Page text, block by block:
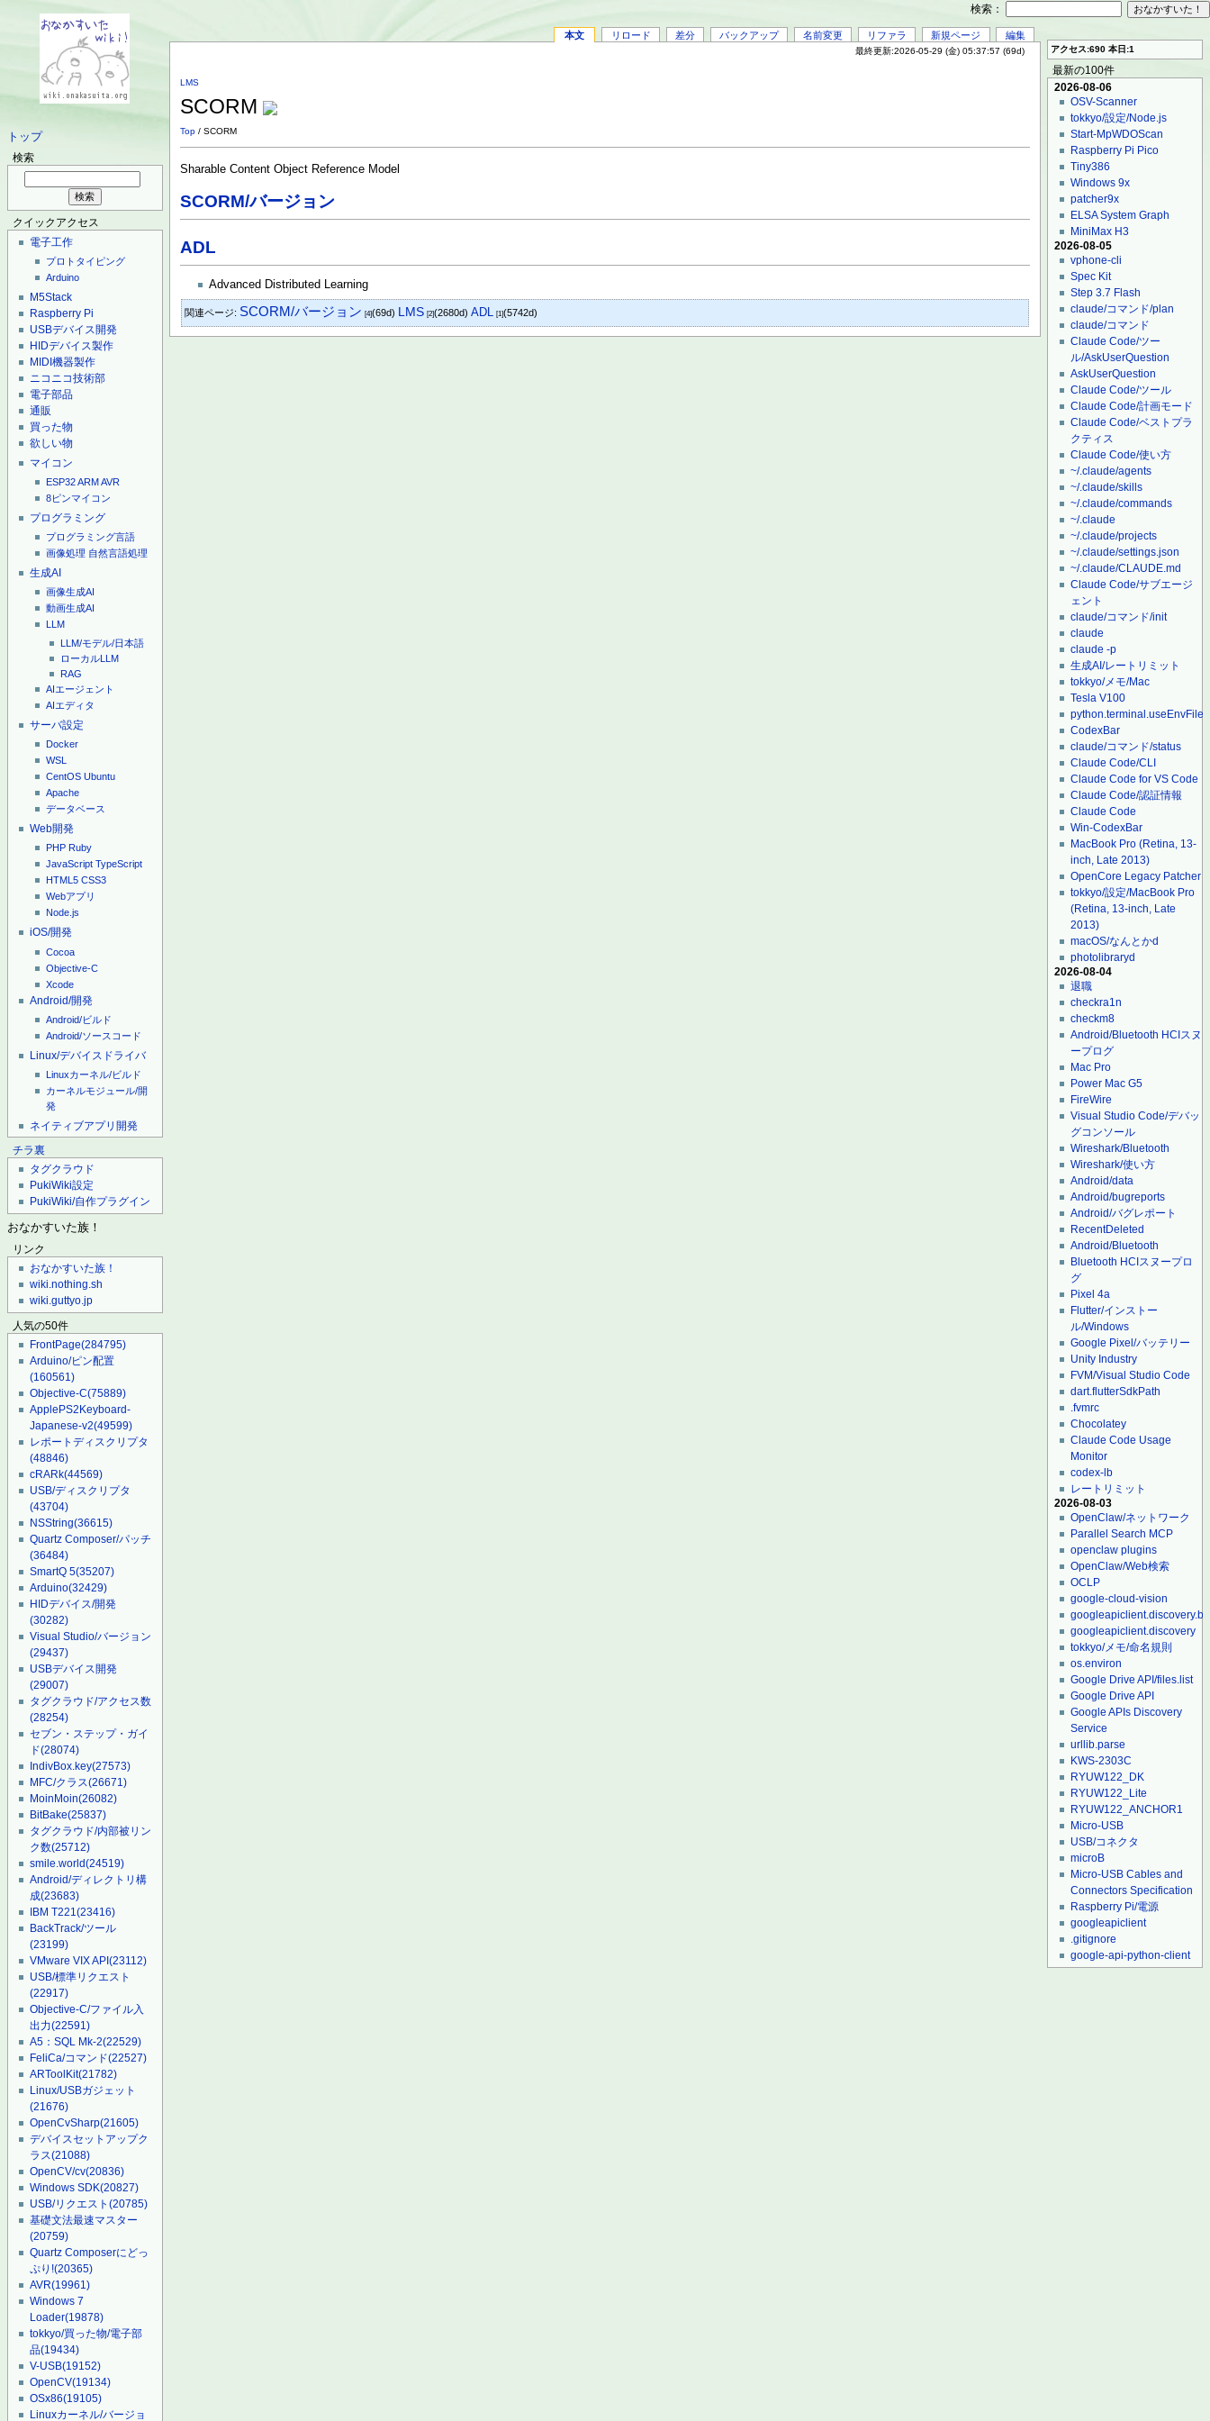
トップ
検索
クイックアクセス
電子工作
プロトタイピング
Arduino
M5Stack
Raspberry Pi
USBデバイス開発
HIDデバイス製作
MIDI機器製作
ニコニコ技術部
電子部品
通販
買った物
欲しい物
マイコン
ESP32ARMAVR
8ピンマイコン
プログラミング
プログラミング言語
画像処理 自然言語処理
生成AI
画像生成AI
動画生成AI
LLM
LLM/モデル/日本語
ローカルLLM
RAG
AIエージェント
AIエディタ
サーバ設定
Docker
WSL
CentOS Ubuntu
Apache
データベース
Web開発
PHP Ruby
JavaScript TypeScript
HTML5 CSS3
Webアプリ
Node.js
iOS/開発
Cocoa
Objective-C
Xcode
Android/開発
Android/ビルド
Android/ソースコード
Linux/デバイスドライバ
Linuxカーネル/ビルド
カーネルモジュール/開
発
ネイティブアプリ開発
チラ裏
タグクラウド
PukiWiki設定
PukiWiki/自作プラグイン
おなかすいた族！
リンク
おなかすいた族！
wiki.nothing.sh
wiki.guttyo.jp
人気の50件
FrontPage(284795)
Arduino/ピン配置
(160561)
Objective-C(75889)
ApplePS2Keyboard-
Japanese-v2(49599)
レポートディスクリプタ
(48846)
cRARk(44569)
USB/ディスクリプタ
(43704)
NSString(36615)
Quartz Composer/パッチ
(36484)
SmartQ 5(35207)
Arduino(32429)
HIDデバイス/開発
(30282)
Visual Studio/バージョン
(29437)
USBデバイス開発
(29007)
タグクラウド/アクセス数
(28254)
セブン・ステップ・ガイ
ド(28074)
IndivBox.key(27573)
MFC/クラス(26671)
MoinMoin(26082)
BitBake(25837)
タグクラウド/内部被リン
ク数(25712)
smile.world(24519)
Android/ディレクトリ構
成(23683)
IBM T221(23416)
BackTrack/ツール
(23199)
VMware VIX API(23112)
USB/標準リクエスト
(22917)
Objective-C/ファイル入
出力(22591)
A5：SQL Mk-2(22529)
FeliCa/コマンド(22527)
ARToolKit(21782)
Linux/USBガジェット
(21676)
OpenCvSharp(21605)
デバイスセットアップク
ラス(21088)
OpenCV/cv(20836)
Windows SDK(20827)
USB/リクエスト(20785)
基礎文法最速マスター
(20759)
Quartz Composerにどっ
ぷり!(20365)
AVR(19961)
Windows 7
Loader(19878)
tokkyo/買った物/電子部
品(19434)
V-USB(19152)
OpenCV(19134)
OSx86(19105)
Linuxカーネル/バージョ
本文 リロード 差分 バックアップ 名前変更 リファラ 新規ページ 編集
最終更新:2026-05-29 (金) 05:37:57 (69d)
LMS
SCORM
Top / SCORM
Sharable Content Object Reference Model
SCORM/バージョン
ADL
Advanced Distributed Learning
関連ページ: SCORM/バージョン [4](69d) LMS [2](2680d)ADL [1](5742d)
アクセス:690 本日:1
最新の100件
2026-08-06
OSV-Scanner
tokkyo/設定/Node.js
Start-MpWDOScan
Raspberry Pi Pico
Tiny386
Windows 9x
patcher9x
ELSA System Graph
MiniMax H3
2026-08-05
vphone-cli
Spec Kit
Step 3.7 Flash
claude/コマンド/plan
claude/コマンド
Claude Code/ツー
ル/AskUserQuestion
AskUserQuestion
Claude Code/ツール
Claude Code/計画モード
Claude Code/ベストプラ
クティス
Claude Code/使い方
~/.claude/agents
~/.claude/skills
~/.claude/commands
~/.claude
~/.claude/projects
~/.claude/settings.json
~/.claude/CLAUDE.md
Claude Code/サブエージ
ェント
claude/コマンド/init
claude
claude -p
生成AI/レートリミット
tokkyo/メモ/Mac
Tesla V100
python.terminal.useEnvFile
CodexBar
claude/コマンド/status
Claude Code/CLI
Claude Code for VS Code
Claude Code/認証情報
Claude Code
Win-CodexBar
MacBook Pro (Retina, 13-
inch, Late 2013)
OpenCore Legacy Patcher
tokkyo/設定/MacBook Pro
(Retina, 13-inch, Late
2013)
macOS/なんとかd
photolibraryd
2026-08-04
退職
checkra1n
checkm8
Android/Bluetooth HCIスヌ
ープログ
Mac Pro
Power Mac G5
FireWire
Visual Studio Code/デバッ
グコンソール
Wireshark/Bluetooth
Wireshark/使い方
Android/data
Android/bugreports
Android/バグレポート
RecentDeleted
Android/Bluetooth
Bluetooth HCIスヌープロ
グ
Pixel 4a
Flutter/インストー
ル/Windows
Google Pixel/バッテリー
Unity Industry
FVM/Visual Studio Code
dart.flutterSdkPath
.fvmrc
Chocolatey
Claude Code Usage
Monitor
codex-lb
レートリミット
2026-08-03
OpenClaw/ネットワーク
Parallel Search MCP
openclaw plugins
OpenClaw/Web検索
OCLP
google-cloud-vision
googleapiclient.discovery
tokkyo/メモ/命名規則
os.environ
Google Drive API/files.list
Google Drive API
Google APIs Discovery
Service
urllib.parse
KWS-2303C
RYUW122_DK
RYUW122_Lite
RYUW122_ANCHOR1
Micro-USB
USB/コネクタ
microB
Micro-USB Cables and
Connectors Specification
Raspberry Pi/電源
googleapiclient
.gitignore
google-api-python-client
検索：